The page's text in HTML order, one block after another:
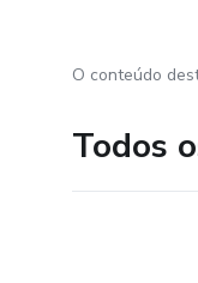
O conteúdo
Todos